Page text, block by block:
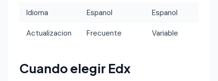
Idioma Espanol Espanol
Actualizacion Frecuente Variable
Cuando elegir Edx